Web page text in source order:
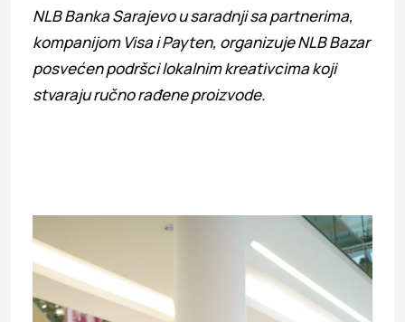
NLB Banka Sarajevo u saradnji sa partnerima,
kompanijom Visa i Payten, organizuje NLB Bazar
posvećen podršci lokalnim kreativcima koji
stvaraju ručno rađene proizvode.